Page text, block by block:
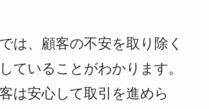
は、顧客の不安を取り除く
ていることがわかります。
は安心して取引を進めら